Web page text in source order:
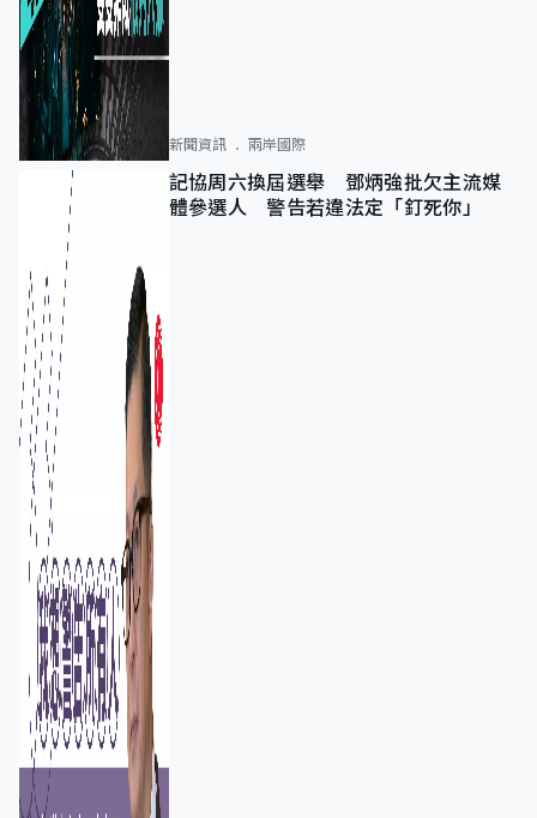
新聞資訊 兩岸國際
記協周六換屆選舉 鄧炳強批欠主流媒
體參選人 警告若違法定「釘死你」